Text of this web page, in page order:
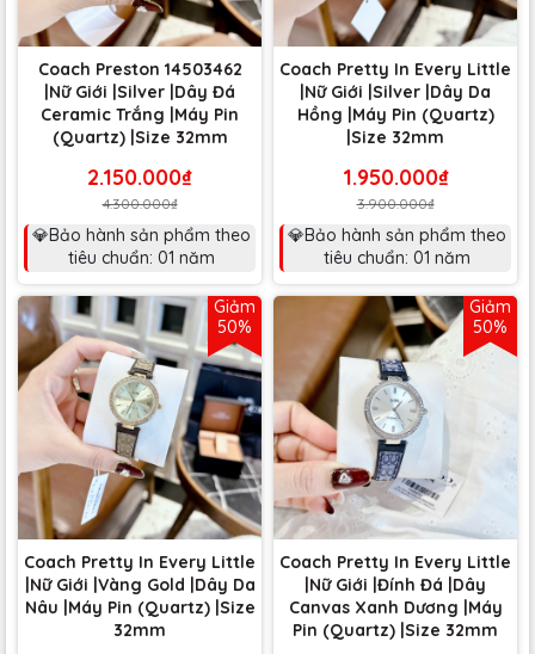
Coach Preston 14503462
|Nữ Giới |Silver |Dây Đá
Ceramic Trắng |Máy Pin
(Quartz) |Size 32mm
2.150.000₫
4.300.000₫
💎Bảo hành sản phẩm theo
tiêu chuẩn: 01 năm
Coach Pretty In Every Little
|Nữ Giới |Silver |Dây Da
Hồng |Máy Pin (Quartz)
|Size 32mm
1.950.000₫
3.900.000₫
💎Bảo hành sản phẩm theo
tiêu chuẩn: 01 năm
Giảm
50%
Coach Pretty In Every Little
|Nữ Giới |Vàng Gold |Dây Da
Nâu |Máy Pin (Quartz) |Size
32mm
Giảm
50%
Coach Pretty In Every Little
|Nữ Giới |Đính Đá |Dây
Canvas Xanh Dương |Máy
Pin (Quartz) |Size 32mm